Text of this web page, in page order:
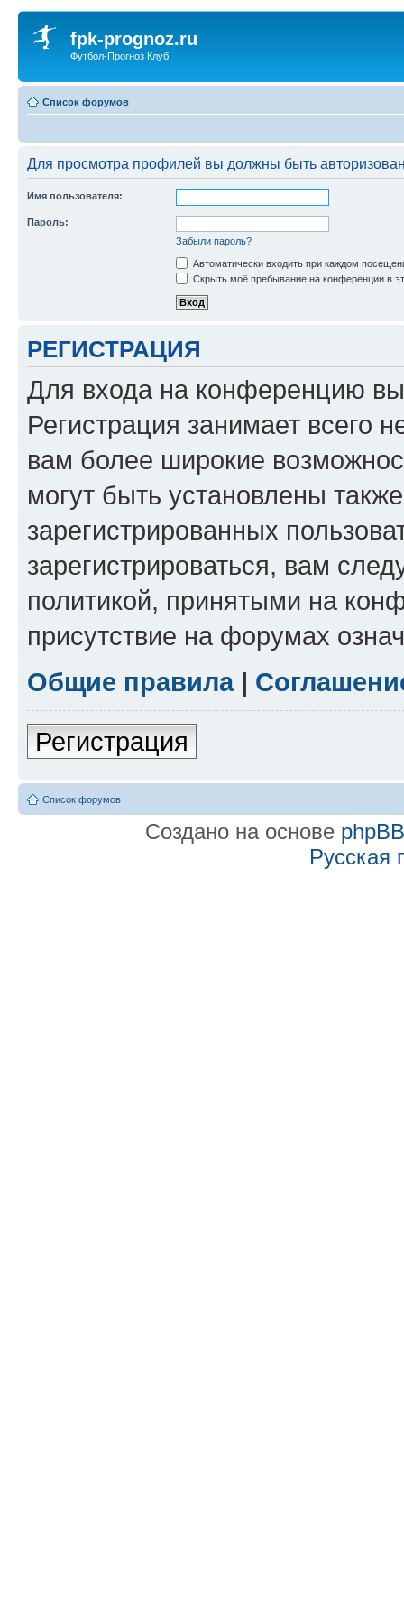
fpk-prognoz.ru
Футбол-Прогноз Клуб
Список форумов
Для просмотра профилей вы должны быть
Имя пользователя:
Пароль:
Забыли пароль?
Автоматически входить при каждом
Скрыть моё пребывание на конференции в
РЕГИСТРАЦИЯ
Для входа на конференцию
Регистрация занимает всего
вам более широкие
могут быть установлены
зарегистрированных
зарегистрироваться, вам
политикой, принятыми на
присутствие на форумах
Общие правила|
Регистрация
Список форумов
Создано на основе phpBB
Русская